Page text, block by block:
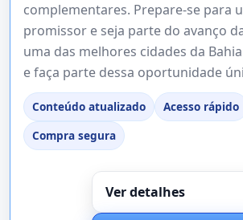
complementares. Prepare-se para
promissor e seja parte do avanço
uma das melhores cidades da
e faça parte dessa oportunidade
Conteúdo atualizado
Acesso rápido
Compra segura
Ver detalhes